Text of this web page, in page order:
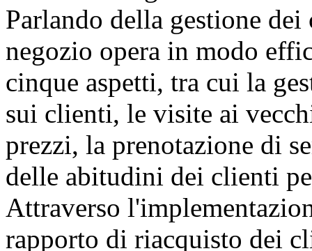
Parlando della gestione
negozio opera in modo
cinque aspetti, tra cui la
sui clienti, le visite ai
prezzi, la prenotazione di
delle abitudini dei clienti
Attraverso
rapporto di riacquisto dei